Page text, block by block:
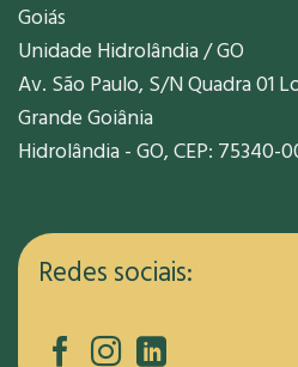
Goiás
Unidade Hidrolândia / GO
Av. São Paulo, S/N Quadra 01
Grande Goiânia
Hidrolândia - GO, CEP: 75340-
Redes sociais: